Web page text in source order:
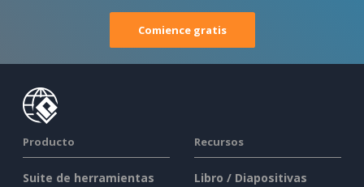
Comience gratis
Producto
Suite de herramientas
Recursos
Libro / Diapositivas